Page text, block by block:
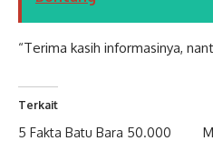
“Terima kasih informasinya,
Terkait
5 Fakta Batu Bara 50.000